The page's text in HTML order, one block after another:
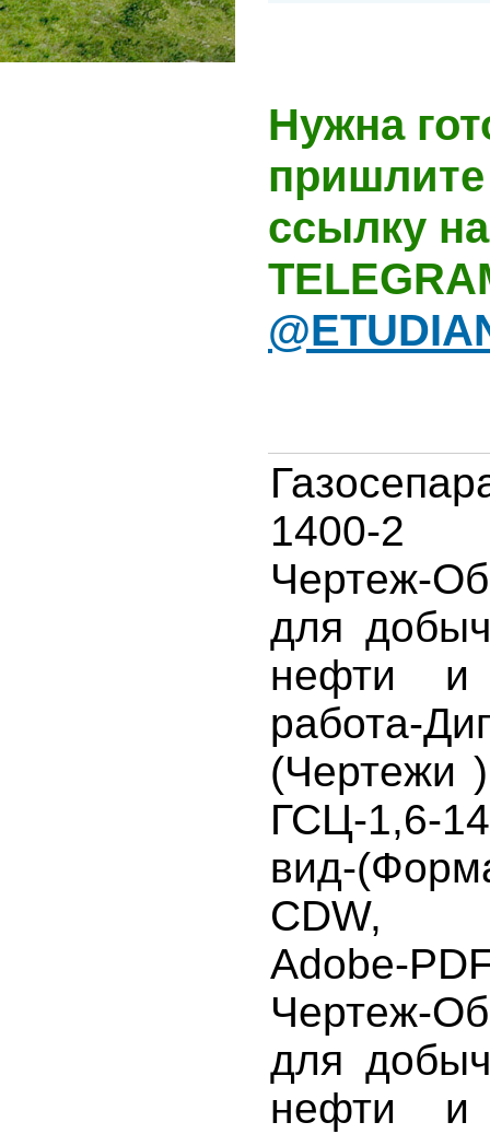
Нужна
ссылку
1400-2
Чертеж-
для
нефти и
работа-
(Чертежи
ГСЦ-1,6-
вид-
CDW,
Adobe-
Чертеж-
для
нефти и